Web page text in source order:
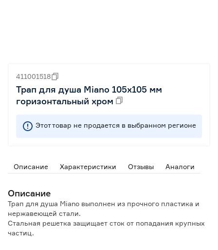
411001518
Трап для душа Miano 105х105 мм
горизонтальный хром
Этот товар не продается в выбранном регионе
Описание Характеристики Отзывы Аналоги
Описание
Трап для душа Miano выполнен из прочного пластика и
нержавеющей стали.
Стальная решетка защищает сток от попадания крупных
частиц.